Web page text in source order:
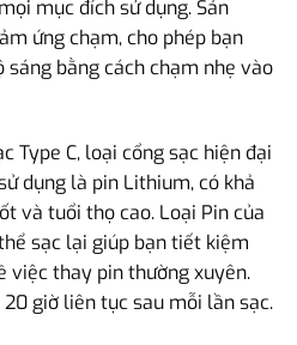
mục đích sử dụng. Sản
ứng chạm, cho phép bạn
bằng cách chạm nhẹ vào
Type C, loại cổng sạc hiện đại
dụng là pin Lithium, có khả
và tuổi thọ cao. Loại Pin của
sạc lại giúp bạn tiết kiệm
việc thay pin thường xuyên.
giờ liên tục sau mỗi lần sạc.